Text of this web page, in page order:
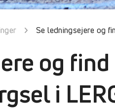
Se ledningsejere og
og
i